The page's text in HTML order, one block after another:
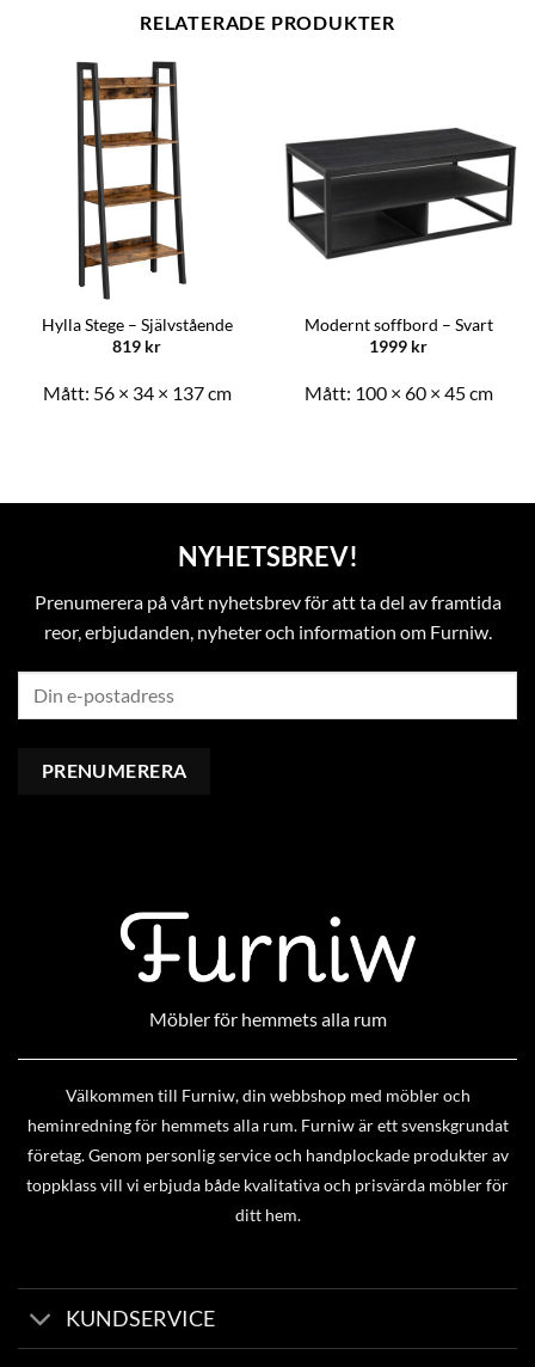
RELATERADE PRODUKTER
Hylla Stege – Självstående
819 kr
Mått: 56 × 34 × 137 cm
Modernt soffbord – Svart
1999 kr
Mått: 100 × 60 × 45 cm
NYHETSBREV!
Prenumerera på vårt nyhetsbrev för att ta del av framtida
reor, erbjudanden, nyheter och information om Furniw.
Möbler för hemmets alla rum
Välkommen till Furniw, din webbshop med möbler och
heminredning för hemmets alla rum. Furniw är ett svenskgrundat
företag. Genom personlig service och handplockade produkter av
toppklass vill vi erbjuda både kvalitativa och prisvärda möbler för
ditt hem.
KUNDSERVICE